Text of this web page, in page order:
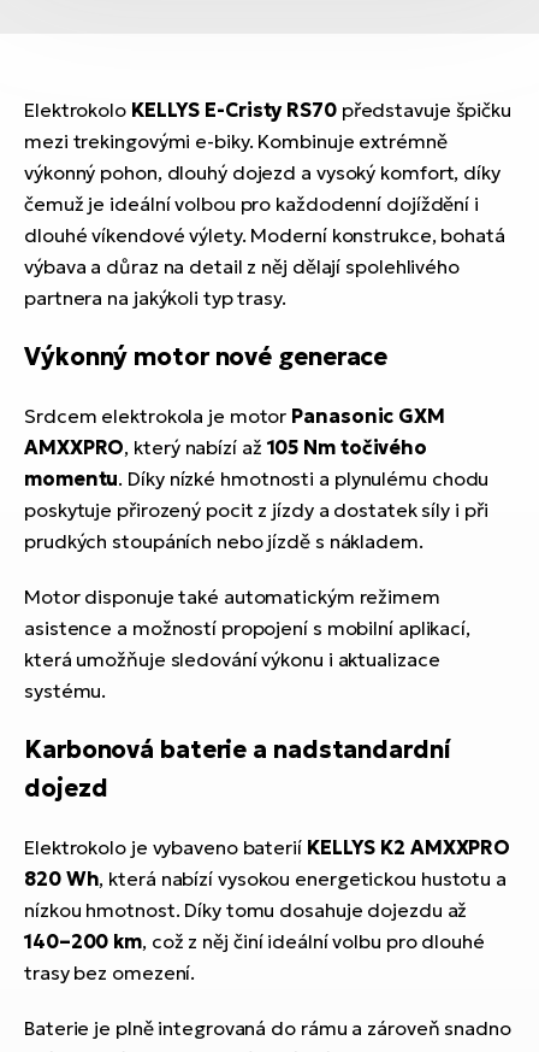
Elektrokolo KELLYS E-Cristy RS70představuje špičku
mezi trekingovými e-biky. Kombinuje extrémně
výkonný pohon, dlouhý dojezd a vysoký komfort, díky
čemuž je ideální volbou pro každodenní dojíždění i
dlouhé víkendové výlety. Moderní konstrukce, bohatá
výbava a důraz na detail z něj dělají spolehlivého
partnera na jakýkoli typ trasy.
Výkonný motor nové generace
Srdcem elektrokola je motor Panasonic GXM
AMXXPRO, který nabízí až 105 Nm točivého
momentu. Díky nízké hmotnosti a plynulému chodu
poskytuje přirozený pocit z jízdy a dostatek síly i při
prudkých stoupáních nebo jízdě s nákladem.
Motor disponuje také automatickým režimem
asistence a možností propojení s mobilní aplikací,
která umožňuje sledování výkonu i aktualizace
systému.
Karbonová baterie a nadstandardní
dojezd
Elektrokolo je vybaveno baterií KELLYS K2 AMXXPRO
820 Wh, která nabízí vysokou energetickou hustotu a
nízkou hmotnost. Díky tomu dosahuje dojezdu až
140–200 km, což z něj činí ideální volbu pro dlouhé
trasy bez omezení.
Baterie je plně integrovaná do rámu a zároveň snadno